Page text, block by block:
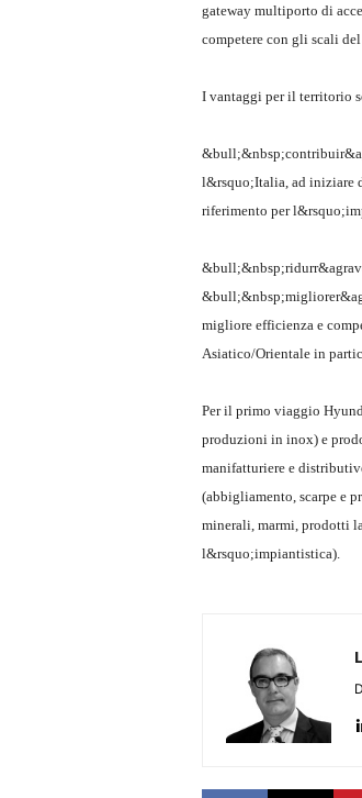
gateway multiporto di
competere con gli scali
I vantaggi per il territorio
l&rsquo;Italia, ad iniziare
riferimento per
migliore efficienza e
Asiatico/Orientale in
Per il primo viaggio
produzioni in inox) e
manifatturiere e
(abbigliamento, scarpe e
minerali, marmi, prodotti
l&rsquo;impiantistica).